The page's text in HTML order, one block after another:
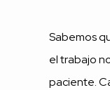
Sabemos
el trabajo
paciente.